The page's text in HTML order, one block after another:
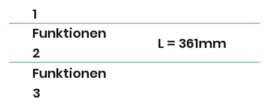
1
Funktionen
2
Funktionen
3
L = 361mm